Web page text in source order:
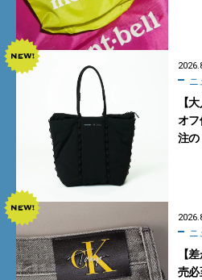
ニ
【
オ
注の
ニ
【
売